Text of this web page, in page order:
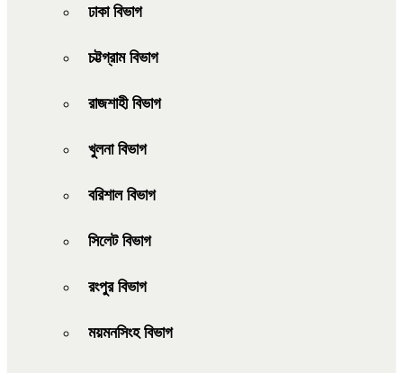
ঢাকা বিভাগ
চট্টগ্রাম বিভাগ
রাজশাহী বিভাগ
খুলনা বিভাগ
বরিশাল বিভাগ
সিলেট বিভাগ
রংপুর বিভাগ
ময়মনসিংহ বিভাগ